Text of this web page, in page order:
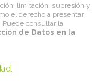
limitación, supresión y
el derecho a presentar
consultar la
de Datos en la